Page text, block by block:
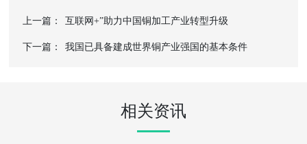
上一篇： 互联网+”助力中国铜加工产业转型升级
下一篇： 我国已具备建成世界铜产业强国的基本条件
相关资讯